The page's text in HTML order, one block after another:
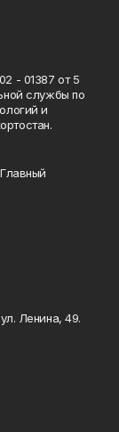
- 01387 от 5
службы по
и
Ленина, 49.